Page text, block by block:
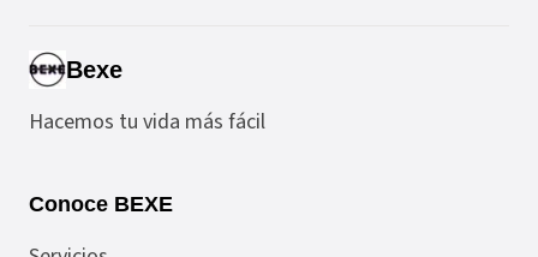
Bexe
Hacemos tu vida más fácil
Conoce BEXE